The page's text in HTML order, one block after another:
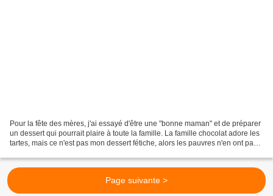
Pour la fête des mères, j'ai essayé d'être une "bonne maman" et de préparer
un dessert qui pourrait plaire à toute la famille. La famille chocolat adore les
tartes, mais ce n'est pas mon dessert fétiche, alors les pauvres n'en ont pas
Page suivante >